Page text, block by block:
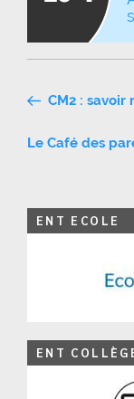
de
CM2 : savoir
Le Café des
ENT ECOLE
ENT